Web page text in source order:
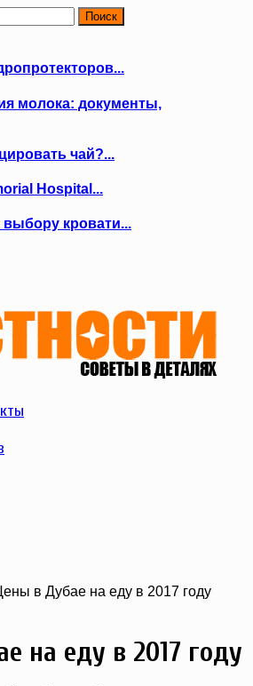
молока: документы,
чай?...
Hospital...
кровати...
в Дубае на еду в 2017 году
на еду в 2017 году